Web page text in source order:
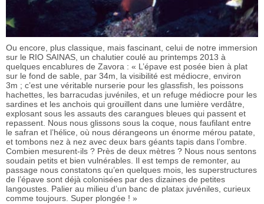
Ou encore, plus classique, mais fascinant, celui de notre immersion
sur le RIO SAINAS, un chalutier coulé au printemps 2013 à
quelques encablures de Zavora : « L’épave est posée bien à plat
sur le fond de sable, par 34m, la visibilité est médiocre, environ
3m ; c’est une véritable nurserie pour les glassfish, les poissons
hachettes, les barracudas juvéniles, et un refuge médiocre pour les
sardines et les anchois qui grouillent dans une lumière verdâtre,
explosant sous les assauts des carangues bleues qui passent et
repassent. Nous nous glissons sous la coque, nous faufilant entre
le safran et l’hélice, où nous dérangeons un énorme mérou patate,
et tombons nez à nez avec deux bars géants tapis dans l’ombre.
Combien mesurent-ils ? Près de deux mètres ? Nous nous sentons
soudain petits et bien vulnérables. Il est temps de remonter, au
passage nous constatons qu’en quelques mois, les superstructures
de l’épave sont déjà colonisées par des dizaines de petites
langoustes. Palier au milieu d’un banc de platax juvéniles, curieux
comme toujours. Super plongée ! »